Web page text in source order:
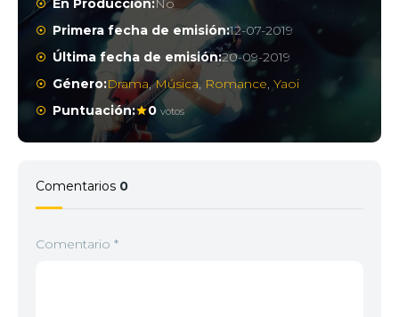
En Producción:No
Primera fecha de emisión:12-07-2019
Última fecha de emisión:20-09-2019
Género:Drama,Música, Romance,Yaoi
Puntuación:
0 votos
Comentarios 0
Comentario *